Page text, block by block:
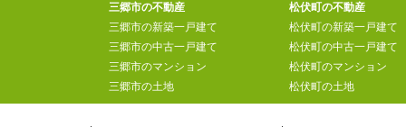
三郷市の不動産
三郷市の新築一戸建て
三郷市の中古一戸建て
三郷市のマンション
三郷市の土地
松伏町の不動産
松伏町の新築一戸建て
松伏町の中古一戸建て
松伏町のマンション
松伏町の土地